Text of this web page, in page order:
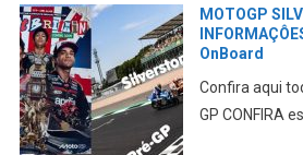
MOTOGP
OnBoard
Confira aqui
GP CONFIRA